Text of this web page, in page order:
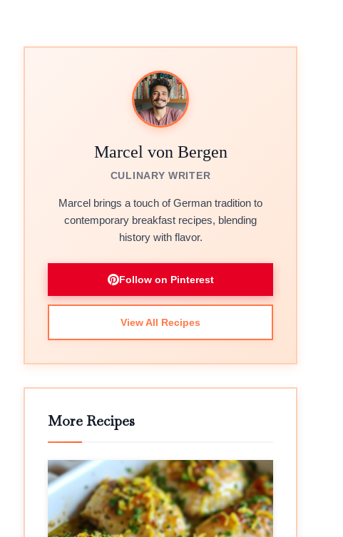
Marcel von Bergen
CULINARY WRITER
Marcel brings a touch of German tradition to
contemporary breakfast recipes, blending
history with flavor.
Follow on Pinterest
View All Recipes
More Recipes